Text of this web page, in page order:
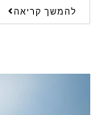
להמשך קריאה